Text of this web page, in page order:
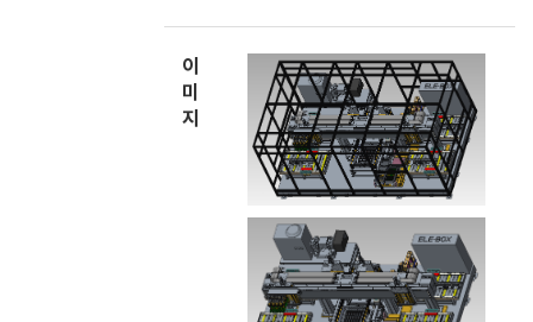
이
미
지